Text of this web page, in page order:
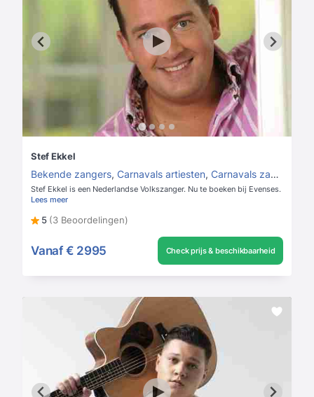
Stef Ekkel
Bekende zangers, Carnavals artiesten, Carnavals zangers
Stef Ekkel is een Nederlandse Volkszanger. Nu te boeken bij Evenses.
Lees meer
5 (3 Beoordelingen)
Vanaf € 2995 Check prijs & beschikbaarheid